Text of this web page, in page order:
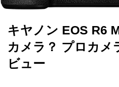
キヤノン EOS R6
カメラ？ プロカメ
ビュー